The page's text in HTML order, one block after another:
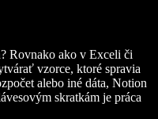
Rovnako ako v Exceli či
vzorce, ktoré spravia
alebo iné dáta, Notion
skratkám je práca